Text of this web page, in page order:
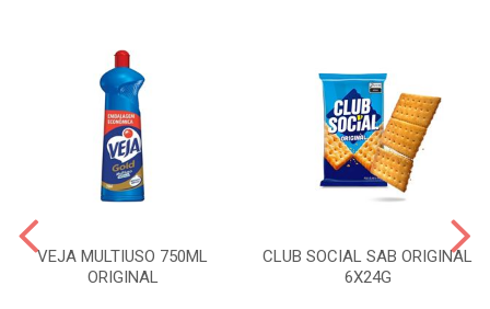
VEJA MULTIUSO 750ML
ORIGINAL
CLUB SOCIAL SAB ORIGINAL
6X24G